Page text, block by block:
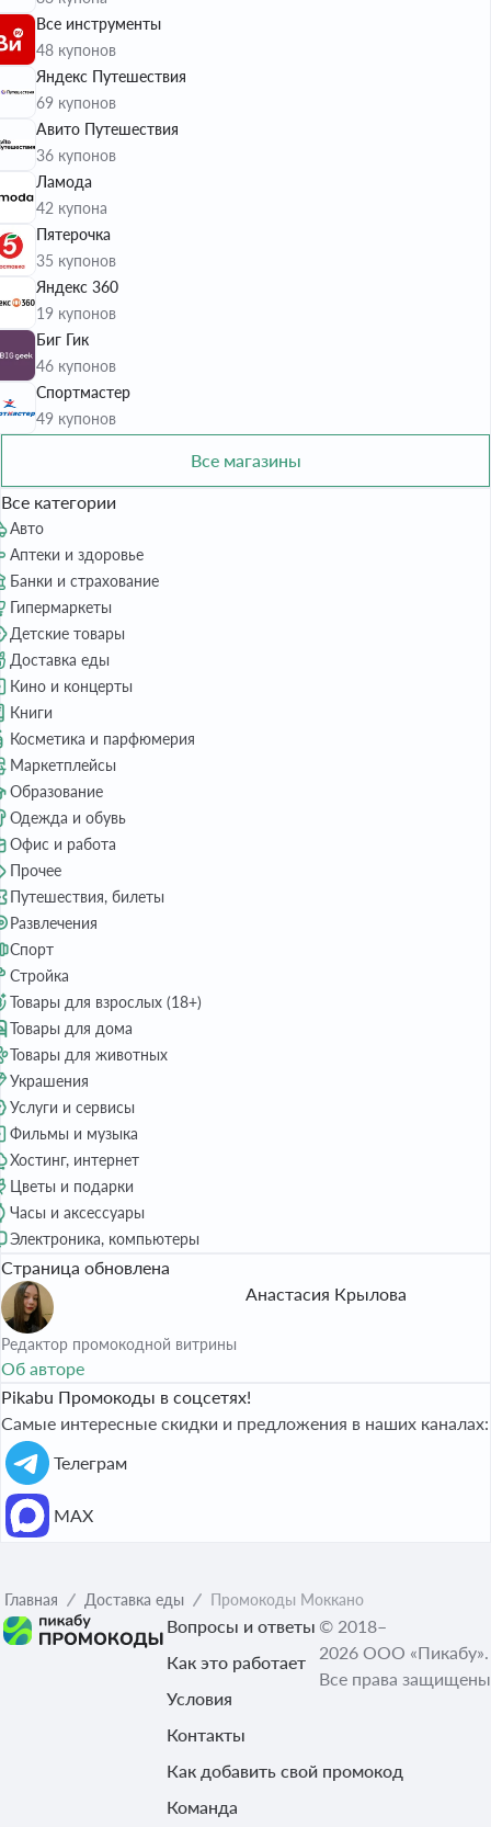
Все инструменты
48 купонов
Яндекс Путешествия
69 купонов
Авито Путешествия
36 купонов
Ламода
42 купона
Пятерочка
35 купонов
Яндекс 360
19 купонов
Биг Гик
46 купонов
Спортмастер
49 купонов
Все магазины
Все категории
Авто
Аптеки и здоровье
Банки и страхование
Гипермаркеты
Детские товары
Доставка еды
Кино и концерты
Книги
Косметика и парфюмерия
Маркетплейсы
Образование
Одежда и обувь
Офис и работа
Прочее
Путешествия, билеты
Развлечения
Спорт
Стройка
Товары для взрослых (18+)
Товары для дома
Товары для животных
Украшения
Услуги и сервисы
Фильмы и музыка
Хостинг, интернет
Цветы и подарки
Часы и аксессуары
Электроника, компьютеры
Страница обновлена
Анастасия Крылова
Редактор промокодной витрины
Об авторе
Pikabu Промокоды в соцсетях!
Самые интересные скидки и предложения в наших каналах:
Телеграм
МАХ
Главная Доставка еды Промокоды Моккано
Вопросы и ответы
Как это работает
Условия
Контакты
Как добавить свой промокод
Команда
© 2018–
2026 ООО «Пикабу».
Все права защищены